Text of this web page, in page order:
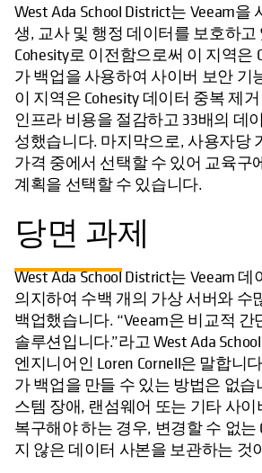
West Ada School District는 Veeam
생, 교사 및 행정 데이터를 보호하고
Cohesity로 이전함으로써 이 지역은
가 백업을 사용하여 사이버 보안 기
이 지역은 Cohesity 데이터 중복 제
인프라 비용을 절감하고 33배의 데
성했습니다. 마지막으로, 사용자당
가격 중에서 선택할 수 있어 교육구
계획을 선택할 수 있습니다.
당면 과제
West Ada School District는 Veeam
의지하여 수백 개의 가상 서버와 수
백업했습니다. “Veeam은 비교적 간
솔루션입니다.”라고 West Ada
엔지니어인 Loren Cornell은 말합니
가 백업을 만들 수 있는 방법은 없습
스템 장애, 랜섬웨어 또는 기타 사
복구해야 하는 경우, 변경할 수 없는
지 않은 데이터 사본을 보관하는 것